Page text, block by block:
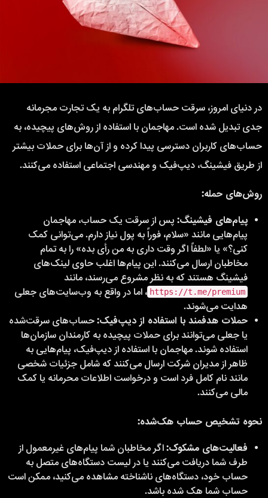
در دنیای امروز، سرقت حساب‌های تلگرام به یک تجارت مجرمانه
جدی تبدیل شده است. مهاجمان با استفاده از روش‌های پیچیده، به
حساب‌های کاربران دسترسی پیدا کرده و از آن‌ها برای حملات بیشتر
از طریق فیشینگ، دیپ‌فیک و مهندسی اجتماعی استفاده می‌کنند.
روش‌های حمله:
پیام‌های فیشینگ: پس از سرقت یک حساب، مهاجمان
پیام‌هایی مانند «سلام، فوراً به پول نیاز دارم. می‌توانی کمک
کنی؟» یا «لطفاً اگر وقت داری به من رأی بده» را به تمام
مخاطبان ارسال می‌کنند. این پیام‌ها اغلب حاوی لینک‌های
فیشینگ هستند که به نظر مشروع می‌رسند، مانند
https://t.me/premium ، اما در واقع به وب‌سایت‌های جعلی
هدایت می‌شوند.
حملات هدفمند با استفاده از دیپ‌فیک: حساب‌های سرقت‌شده
یا جعلی می‌توانند برای حملات پیچیده به کارمندان سازمان‌ها
استفاده شوند. مهاجمان با استفاده از دیپ‌فیک، پیام‌هایی به
ظاهر از مدیران شرکت ارسال می‌کنند که شامل جزئیات شخصی
مانند نام کامل فرد است و درخواست اطلاعات محرمانه یا کمک
مالی می‌کنند.
نحوه تشخیص حساب هک‌شده:
فعالیت‌های مشکوک: اگر مخاطبان شما پیام‌های غیرمعمول از
طرف شما دریافت می‌کنند یا در لیست دستگاه‌های متصل به
حساب خود، دستگاه‌های ناشناخته مشاهده می‌کنید، ممکن است
حساب شما هک شده باشد.